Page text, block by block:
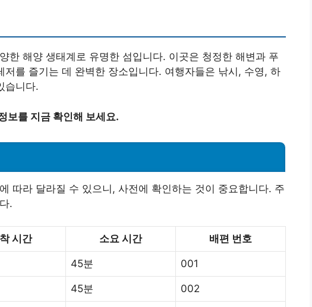
한 해양 생태계로 유명한 섬입니다. 이곳은 청정한 해변과 푸
저를 즐기는 데 완벽한 장소입니다. 여행자들은 낚시, 수영, 하
습니다.
보를 지금 확인해 보세요.
따라 달라질 수 있으니, 사전에 확인하는 것이 중요합니다. 주
.
시간 소요 시간 배편 번호
45분 001
45분 002